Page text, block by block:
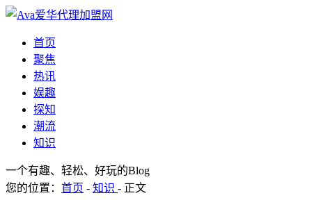
首页
聚焦
热讯
娱趣
探知
潮流
知识
一个有趣、轻松、好玩的Blog
您的位置： 首页 - 知识 - 正文